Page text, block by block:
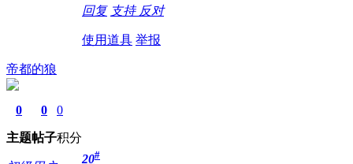
回复 支持 反对
使用道具 举报
帝都的狼
0
主题
0
帖子
0
积分
20#